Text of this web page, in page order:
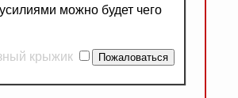
можно будет чего
крыжик